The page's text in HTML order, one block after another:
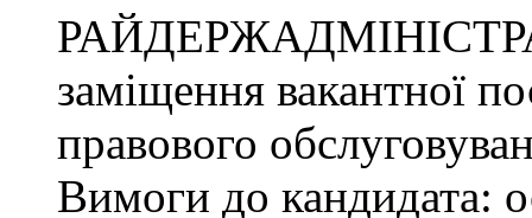
заміщення вакантної
правового
Вимоги до кандидата: